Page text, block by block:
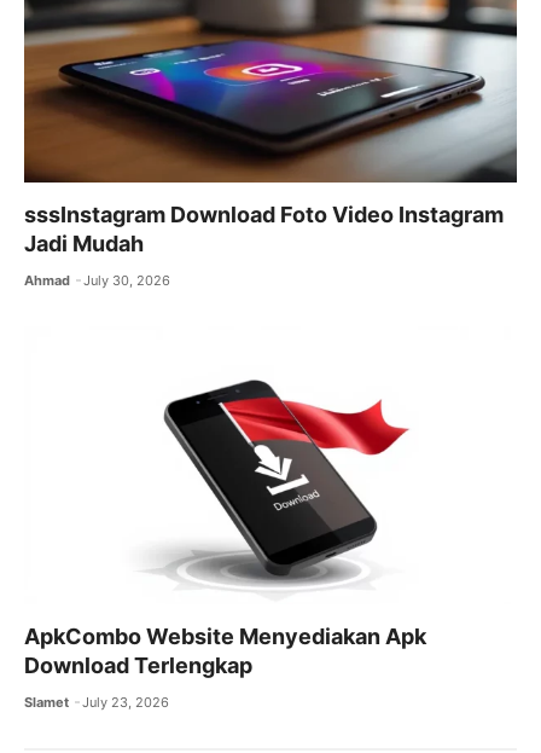
sssInstagram Download Foto Video Instagram
Jadi Mudah
Ahmad July 30, 2026
ApkCombo Website Menyediakan Apk
Download Terlengkap
Slamet July 23, 2026